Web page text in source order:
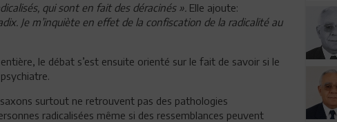
qui sont en fait des déracinés ». Elle ajoute:
Je m’inquiète en effet de la confiscation de la radicalité au
le débat s’est ensuite orienté sur le fait de savoir si le
surtout ne retrouvent pas des pathologies
radicalisées même si des ressemblances peuvent